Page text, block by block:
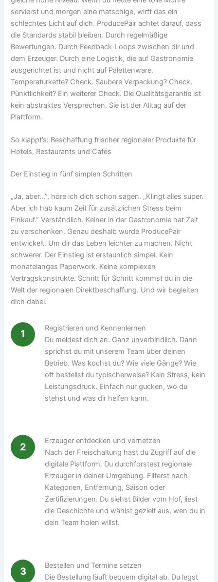
servierst und morgen eine matschige, wirft das ein
schlechtes Licht auf dich. ProducePair achtet darauf, dass
die Standards stabil bleiben. Durch regelmäßige
Bewertungen. Durch Feedback-Loops zwischen dir und
dem Erzeuger. Durch eine Logistik, die auf Gastronomie
ausgerichtet ist und nicht auf Palettenware.
Temperaturkette? Check. Saubere Verpackung? Check.
Pünktlichkeit? Ein weiterer Check. Die Qualitätsgarantie ist
kein abstraktes Versprechen. Sie ist der Alltag auf der
Plattform.
So klappt’s: Beschaffung frischer regionaler Produkte für
Hotels, Restaurants und Cafés
Der Einstieg in fünf simplen Schritten
„Ja, aber…”, höre ich dich schon sagen. „Klingt alles super.
Aber ich hab kaum Zeit für zusätzlichen Stress beim
Einkauf.” Verständlich. Keiner in der Gastronomie hat Zeit
zu verschenken. Genau deshalb wurde ProducePair
entwickelt. Um dir das Leben leichter zu machen. Nicht
schwerer. Der Einstieg ist erstaunlich simpel. Kein
monatelanges Paperwork. Keine komplexen
Vertragskonstrukte. Schritt für Schritt kommst du in die
Welt der regionalen Direktbeschaffung. Und wir begleiten
dich dabei.
1
Registrieren und Kennenlernen
Du meldest dich an. Ganz unverbindlich. Dann
sprichst du mit unserem Team über deinen
Betrieb. Was kochst du? Wie viele Gänge? Wie
oft bestellst du typischerweise? Kein Stress, kein
Leistungsdruck. Einfach nur gucken, wo du
stehst und was dir helfen kann.
2
Erzeuger entdecken und vernetzen
Nach der Freischaltung hast du Zugriff auf die
digitale Plattform. Du durchforstest regionale
Erzeuger in deiner Umgebung. Filterst nach
Kategorien, Entfernung, Saison oder
Zertifizierungen. Du siehst Bilder vom Hof, liest
die Geschichte und wählst gezielt aus, wen du in
dein Team holen willst.
3
Bestellen und Termine setzen
Die Bestellung läuft bequem digital ab. Du legst